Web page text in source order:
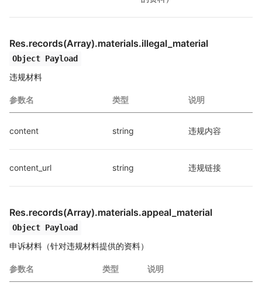
Res.records(Array).materials.illegal_material
Object Payload
违规材料
参数名 类型 说明
content string 违规内容
content_url string 违规链接
Res.records(Array).materials.appeal_material
Object Payload
申诉材料（针对违规材料提供的资料）
参数名 类型 说明